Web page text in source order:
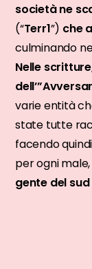
società ne
(“Terr1”) che
culminando
Nelle
varie entità
state tutte
facendo
per ogni male,
gente del